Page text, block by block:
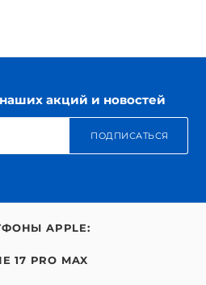
акций и новостей
ПОДПИСАТЬСЯ
APPLE:
17 PRO MAX